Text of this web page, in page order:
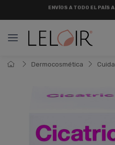
¡ HASTA 6 CUOTAS SIN
Dermocosmética